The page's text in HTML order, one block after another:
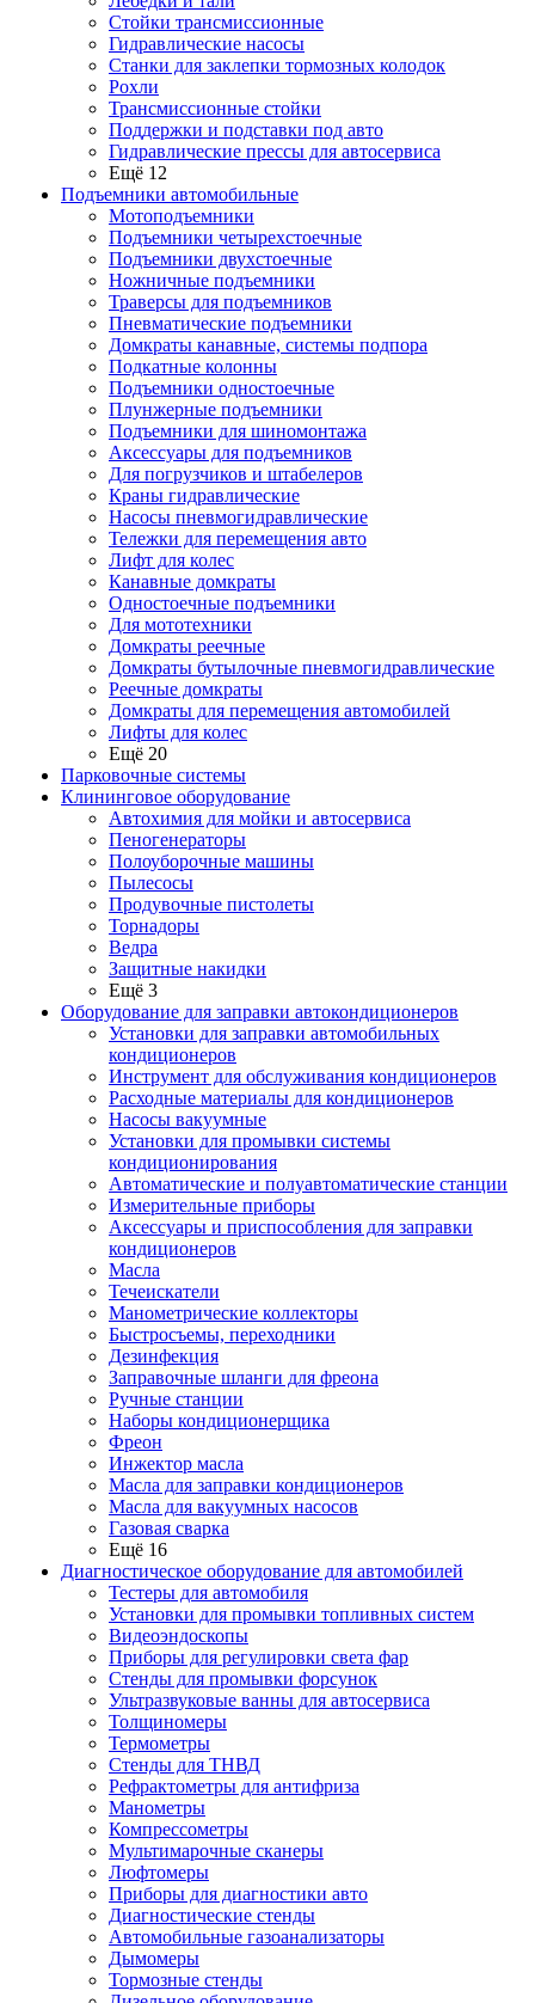
Стойки трансмиссионные
Гидравлические насосы
Cтанки для заклепки тормозных колодок
Рохли
Трансмиссионные стойки
Поддержки и подставки под авто
Гидравлические прессы для автосервиса
Ещё 12
Подъемники автомобильные
Мотоподъемники
Подъемники четырехстоечные
Подъемники двухстоечные
Ножничные подъемники
Траверсы для подъемников
Пневматические подъемники
Домкраты канавные, системы подпора
Подкатные колонны
Подъемники одностоечные
Плунжерные подъемники
Подъемники для шиномонтажа
Аксессуары для подъемников
Для погрузчиков и штабелеров
Краны гидравлические
Насосы пневмогидравлические
Тележки для перемещения авто
Лифт для колес
Канавные домкраты
Одностоечные подъемники
Для мототехники
Домкраты реечные
Домкраты бутылочные пневмогидравлические
Реечные домкраты
Домкраты для перемещения автомобилей
Лифты для колес
Ещё 20
Парковочные системы
Клининговое оборудование
Автохимия для мойки и автосервиса
Пеногенераторы
Полоуборочные машины
Пылесосы
Продувочные пистолеты
Торнадоры
Ведра
Защитные накидки
Ещё 3
Оборудование для заправки автокондиционеров
Установки для заправки автомобильных
кондиционеров
Инструмент для обслуживания кондиционеров
Расходные материалы для кондиционеров
Насосы вакуумные
Установки для промывки системы
кондиционирования
Автоматические и полуавтоматические станции
Измерительные приборы
Аксессуары и приспособления для заправки
кондиционеров
Масла
Течеискатели
Манометрические коллекторы
Быстросъемы, переходники
Дезинфекция
Заправочные шланги для фреона
Ручные станции
Наборы кондиционерщика
Фреон
Инжектор масла
Масла для заправки кондиционеров
Масла для вакуумных насосов
Газовая сварка
Ещё 16
Диагностическое оборудование для автомобилей
Тестеры для автомобиля
Установки для промывки топливных систем
Видеоэндоскопы
Приборы для регулировки света фар
Стенды для промывки форсунок
Ультразвуковые ванны для автосервиса
Толщиномеры
Термометры
Стенды для ТНВД
Рефрактометры для антифриза
Манометры
Компрессометры
Мультимарочные сканеры
Люфтомеры
Приборы для диагностики авто
Диагностические стенды
Автомобильные газоанализаторы
Дымомеры
Тормозные стенды